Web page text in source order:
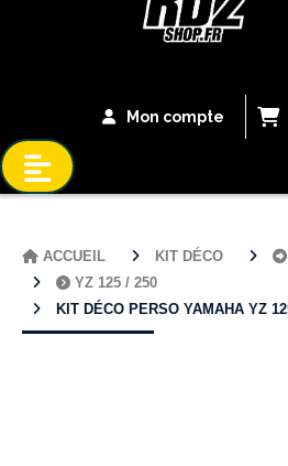
Mon compte
ACCUEIL KIT DÉCO
YZ 125 / 250
KIT DÉCO PERSO YAMAHA YZ